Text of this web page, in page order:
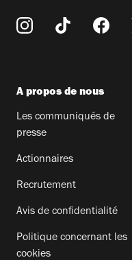
A propos de nous
Les communiqués de
presse
Actionnaires
Recrutement
Avis de confidentialité
Politique concernant les
cookies